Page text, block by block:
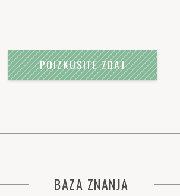
POIZKUSITE ZDAJ
BAZA ZNANJA